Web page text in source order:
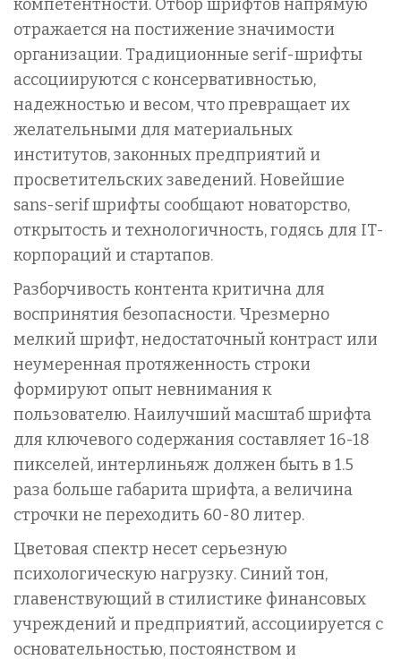
компетентности. Отбор шрифтов напрямую
отражается на постижение значимости
организации. Традиционные serif-шрифты
ассоциируются с консервативностью,
надежностью и весом, что превращает их
желательными для материальных
институтов, законных предприятий и
просветительских заведений. Новейшие
sans-serif шрифты сообщают новаторство,
открытость и технологичность, годясь для IT-
корпораций и стартапов.
Разборчивость контента критична для
воспринятия безопасности. Чрезмерно
мелкий шрифт, недостаточный контраст или
неумеренная протяженность строки
формируют опыт невнимания к
пользователю. Наилучший масштаб шрифта
для ключевого содержания составляет 16-18
пикселей, интерлиньяж должен быть в 1.5
раза больше габарита шрифта, а величина
строчки не переходить 60-80 литер.
Цветовая спектр несет серьезную
психологическую нагрузку. Синий тон,
главенствующий в стилистике финансовых
учреждений и предприятий, ассоциируется с
основательностью, постоянством и